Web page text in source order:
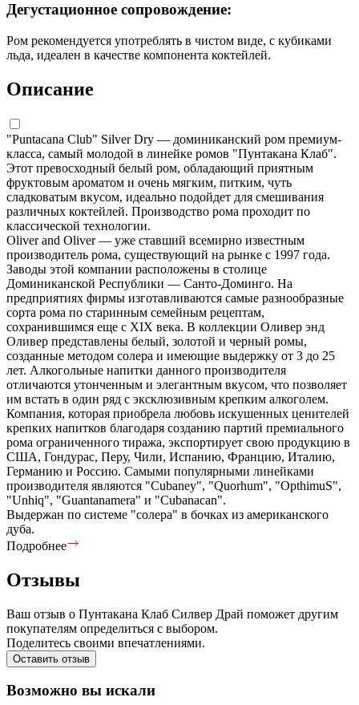
Дегустационное сопровождение:
Ром рекомендуется употреблять в чистом виде, с кубиками
льда, идеален в качестве компонента коктейлей.
Описание
"Puntacana Club" Silver Dry — доминиканский ром премиум-
класса, самый молодой в линейке ромов "Пунтакана Клаб".
Этот превосходный белый ром, обладающий приятным
фруктовым ароматом и очень мягким, питким, чуть
сладковатым вкусом, идеально подойдет для смешивания
различных коктейлей. Производство рома проходит по
классической технологии.
Oliver and Oliver — уже ставший всемирно известным
производитель рома, существующий на рынке с 1997 года.
Заводы этой компании расположены в столице
Доминиканской Республики — Санто-Доминго. На
предприятиях фирмы изготавливаются самые разнообразные
сорта рома по старинным семейным рецептам,
сохранившимся еще с XIX века. В коллекции Оливер энд
Оливер представлены белый, золотой и черный ромы,
созданные методом солера и имеющие выдержку от 3 до 25
лет. Алкогольные напитки данного производителя
отличаются утонченным и элегантным вкусом, что позволяет
им встать в один ряд с эксклюзивным крепким алкоголем.
Компания, которая приобрела любовь искушенных ценителей
крепких напитков благодаря созданию партий премиального
рома ограниченного тиража, экспортирует свою продукцию в
США, Гондурас, Перу, Чили, Испанию, Францию, Италию,
Германию и Россию. Самыми популярными линейками
производителя являются "Cubaney", "Quorhum", "OpthimuS",
"Unhiq", "Guantanamera" и "Cubanacan".
Выдержан по системе "солера" в бочках из американского
дуба.
Подробнее
Отзывы
Ваш отзыв о Пунтакана Клаб Силвер Драй поможет другим
покупателям определиться с выбором.
Поделитесь своими впечатлениями.
Оставить отзыв
Возможно вы искали